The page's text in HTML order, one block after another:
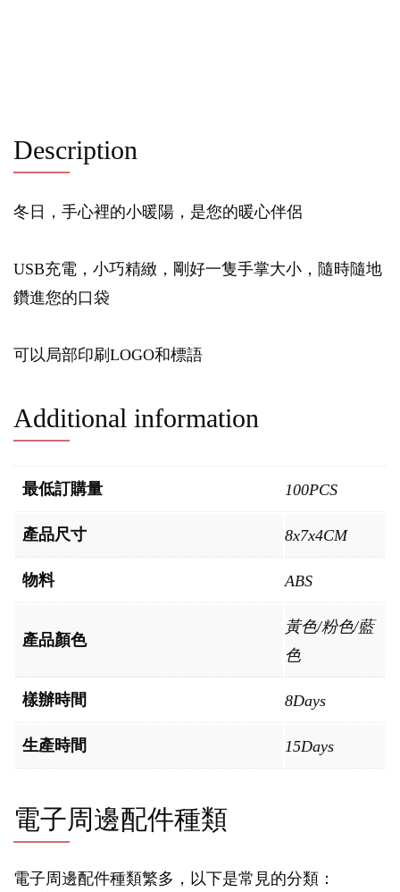
Description
冬日，手心裡的小暖陽，是您的暖心伴侶
USB充電，小巧精緻，剛好一隻手掌大小，隨時隨地
鑽進您的口袋
可以局部印刷LOGO和標語
Additional information
最低訂購量 100PCS
產品尺寸 8x7x4CM
物料 ABS
產品顏色
黃色/粉色/藍
色
樣辦時間 8Days
生產時間 15Days
電子周邊配件種類
電子周邊配件種類繁多，以下是常見的分類：